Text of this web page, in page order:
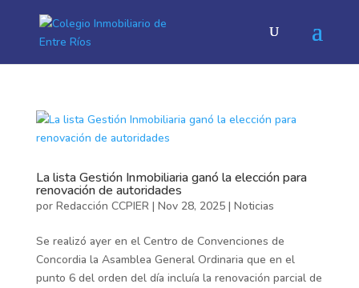
La lista Gestión Inmobiliaria ganó la elección para
renovación de autoridades
por Redacción CCPIER| Nov 28, 2025| Noticias
Se realizó ayer en el Centro de Convenciones de
Concordia la Asamblea General Ordinaria que en el
punto 6 del orden del día incluía la renovación parcial de